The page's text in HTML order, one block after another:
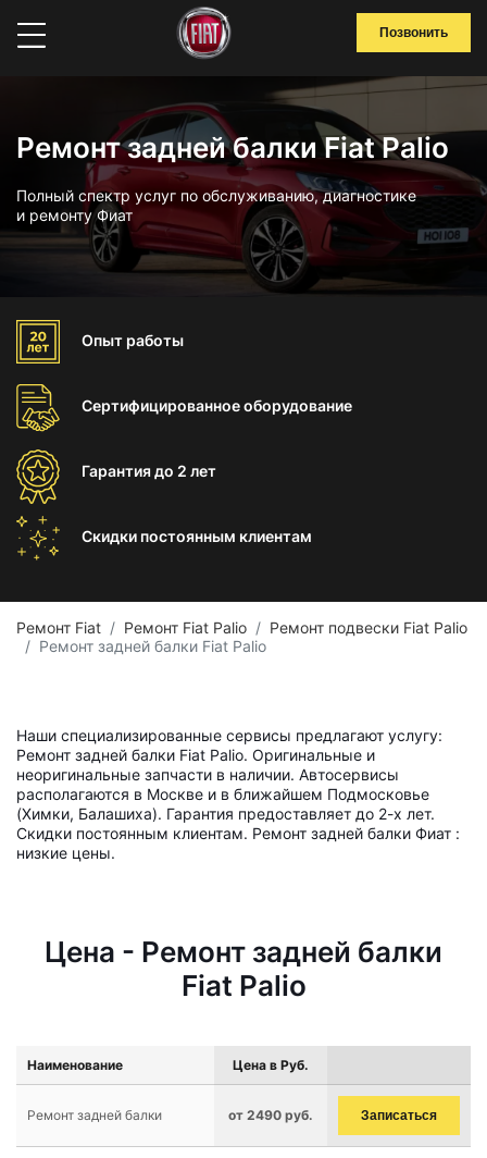
Позвонить
Ремонт задней балки Fiat Palio
Полный спектр услуг по обслуживанию, диагностике
и ремонту Фиат
Опыт работы
Сертифицированноеоборудование
Гарантиядо 2 лет
Скидки постоянным клиентам
Ремонт Fiat Ремонт Fiat Palio
Ремонт подвески Fiat Palio
Ремонт задней балки Fiat Palio
Наши специализированные сервисы предлагают услугу:
Ремонт задней балки Fiat Palio. Оригинальные и
неоригинальные запчасти в наличии. Автосервисы
располагаются в Москве и в ближайшем Подмосковье
(Химки, Балашиха). Гарантия предоставляет до 2-х лет.
Скидки постоянным клиентам. Ремонт задней балки Фиат :
низкие цены.
Цена - Ремонт задней балки
Fiat Palio
Наименование Цена в Руб.
Ремонт задней балки от 2490 руб. Записаться